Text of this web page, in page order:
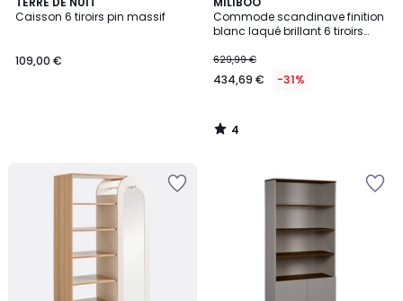
Caisson 6 tiroirs pin massif
109,00 €
Commode scandinave finition
blanc laqué brillant 6 tiroirs
629,99 €
434,69 € -31%
/
5
4
/